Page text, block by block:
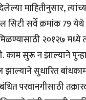
माहितीनुसार,
सिटी सर्वे क्रमांक 79
२०१२७ मध्ये
काम सुरू न झाल्याने
सुधारित बांधकाम
परवानगीसाठी